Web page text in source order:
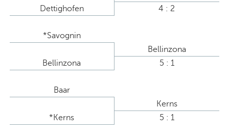
Dettighofen
4 : 2
*Savognin
Bellinzona
Bellinzona
5 : 1
Baar
Kerns
*Kerns
5 : 1